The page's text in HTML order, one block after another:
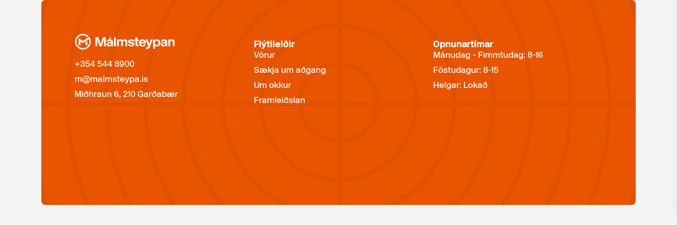
+354 544 8900
m@malmsteypa.is
Miðhraun 6, 210 Garðabær
Flýtileiðir
Vörur
Sækja um aðgang
Um okkur
Framleiðslan
Opnunartímar
Mánudag - Fimmtudag: 8-16
Föstudagur: 8-15
Helgar: Lokað